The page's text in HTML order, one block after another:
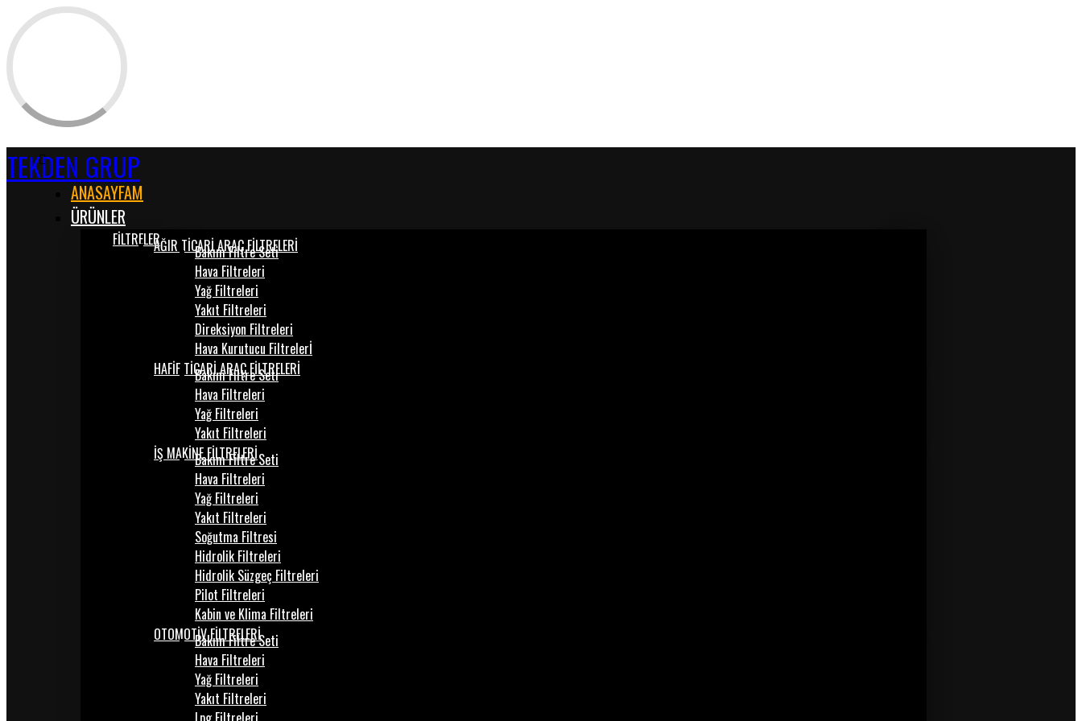
TEKDEN GRUP
ANASAYFAM
ÜRÜNLER
FİLTRELERAĞIR TİCARİ ARAÇ FİLTRELERİ
Bakım Filtre Seti
Hava Filtreleri
Yağ Filtreleri
Yakıt Filtreleri
Direksiyon Filtreleri
Hava Kurutucu Filtrelerİ
HAFİF TİCARİ ARAÇ FİLTRELERİ
Bakım Filtre Seti
Hava Filtreleri
Yağ Filtreleri
Yakıt Filtreleri
İŞ MAKİNE FİLTRELERİ
Bakım Filtre Seti
Hava Filtreleri
Yağ Filtreleri
Yakıt Filtreleri
Soğutma Filtresi
Hidrolik Filtreleri
Hidrolik Süzgeç Filtreleri
Pilot Filtreleri
Kabin ve Klima Filtreleri
OTOMOTİV FİLTRELERİ
Bakım Filtre Seti
Hava Filtreleri
Yağ Filtreleri
Yakıt Filtreleri